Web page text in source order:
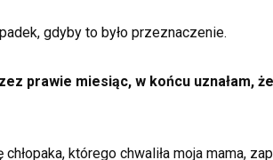
gdyby to było przeznaczenie.
prawie miesiąc, w końcu uznałam,
którego chwaliła moja mama,